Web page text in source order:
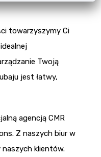
towarzyszymy Ci
Twoją
jest łatwy,
agencją CMR
Z naszych biur w
naszych klientów.